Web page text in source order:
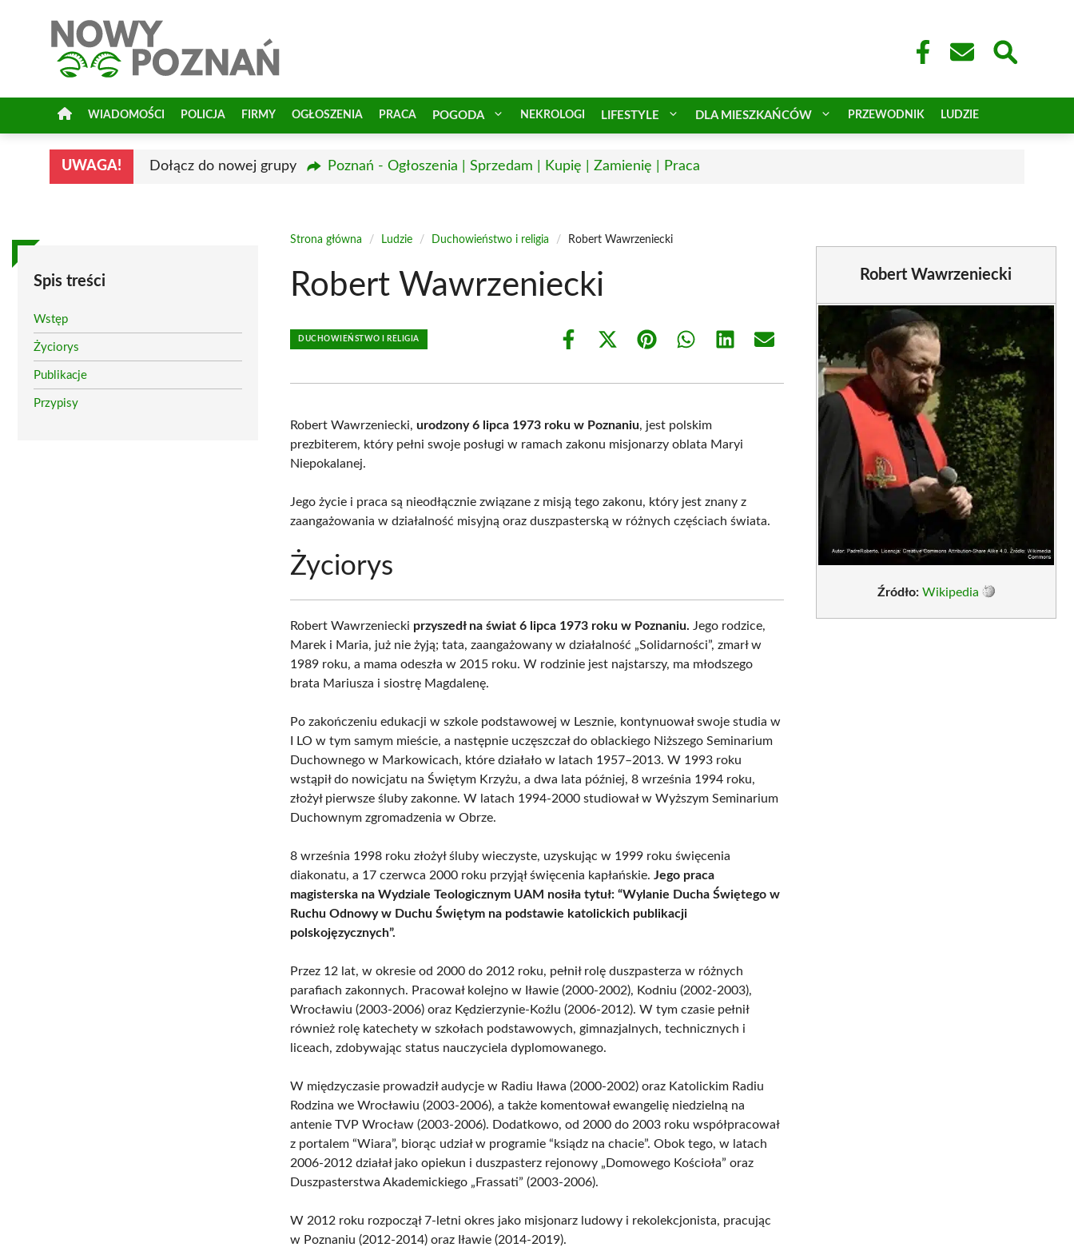
WIADOMOŚCI POLICJA FIRMY OGŁOSZENIA PRACA POGODA NEKROLOGI LIFESTYLE DLA MIESZKAŃCÓW PRZEWODNIK LUDZIE
UWAGA! Dołącz do nowej grupy Poznań - Ogłoszenia | Sprzedam | Kupię | Zamienię | Praca
Spis treści
Wstęp
Życiorys
Publikacje
Przypisy
Strona główna / Ludzie / Duchowieństwo i religia / Robert Wawrzeniecki
Robert Wawrzeniecki
DUCHOWIEŃSTWO I RELIGIA
Share
Share
(Twitter)
Share Share Share Share
Robert Wawrzeniecki,urodzony 6 lipca 1973 roku w Poznaniu, jest polskim
prezbiterem, który pełni swoje posługi w ramach zakonu misjonarzy oblata Maryi
Niepokalanej.
Jego życie i praca są nieodłącznie związane z misją tego zakonu, który jest znany z
zaangażowania w działalność misyjną oraz duszpasterską w różnych częściach świata.
Życiorys
Robert Wawrzeniecki przyszedł na świat 6 lipca 1973 roku w Poznaniu. Jego rodzice,
Marek i Maria, już nie żyją; tata, zaangażowany w działalność „Solidarności”, zmarł w
1989 roku, a mama odeszła w 2015 roku. W rodzinie jest najstarszy, ma młodszego
brata Mariusza i siostrę Magdalenę.
Po zakończeniu edukacji w szkole podstawowej w Lesznie, kontynuował swoje studia w
I LO w tym samym mieście, a następnie uczęszczał do oblackiego Niższego Seminarium
Duchownego w Markowicach, które działało w latach 1957–2013. W 1993 roku
wstąpił do nowicjatu na Świętym Krzyżu, a dwa lata później, 8 września 1994 roku,
złożył pierwsze śluby zakonne. W latach 1994-2000 studiował w Wyższym Seminarium
Duchownym zgromadzenia w Obrze.
8 września 1998 roku złożył śluby wieczyste, uzyskując w 1999 roku święcenia
diakonatu, a 17 czerwca 2000 roku przyjął święcenia kapłańskie.Jego praca
magisterska na Wydziale Teologicznym UAM nosiła tytuł: “Wylanie Ducha Świętego w
Ruchu Odnowy w Duchu Świętym na podstawie katolickich publikacji
polskojęzycznych”.
Przez 12 lat, w okresie od 2000 do 2012 roku, pełnił rolę duszpasterza w różnych
parafiach zakonnych. Pracował kolejno w Iławie (2000-2002), Kodniu (2002-2003),
Wrocławiu (2003-2006) oraz Kędzierzynie-Koźlu (2006-2012). W tym czasie pełnił
również rolę katechety w szkołach podstawowych, gimnazjalnych, technicznych i
liceach, zdobywając status nauczyciela dyplomowanego.
W międzyczasie prowadził audycje w Radiu Iława (2000-2002) oraz Katolickim Radiu
Rodzina we Wrocławiu (2003-2006), a także komentował ewangelię niedzielną na
antenie TVP Wrocław (2003-2006). Dodatkowo, od 2000 do 2003 roku współpracował
z portalem “Wiara”, biorąc udział w programie “ksiądz na chacie”. Obok tego, w latach
2006-2012 działał jako opiekun i duszpasterz rejonowy „Domowego Kościoła” oraz
Duszpasterstwa Akademickiego „Frassati” (2003-2006).
W 2012 roku rozpoczął 7-letni okres jako misjonarz ludowy i rekolekcjonista, pracując
w Poznaniu (2012-2014) oraz Iławie (2014-2019).
Robert Wawrzeniecki
Źródło: Wikipedia